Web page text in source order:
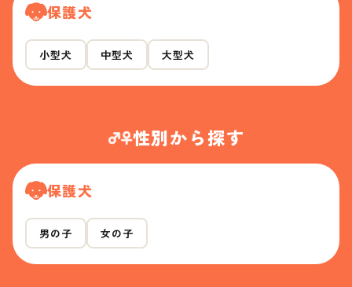
保護犬
小型犬 中型犬 大型犬
性別から探す
保護犬
男の子 女の子